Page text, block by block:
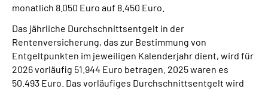
monatlich 8.050 Euro auf 8.450 Euro.
Das jährliche Durchschnittsentgelt in der
Rentenversicherung, das zur Bestimmung von
Entgeltpunkten im jeweiligen Kalenderjahr dient, wird für
2026 vorläufig 51.944 Euro betragen. 2025 waren es
50.493 Euro. Das vorläufiges Durchschnittsentgelt wird